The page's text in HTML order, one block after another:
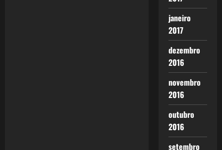
janeiro
2017
dezembro
2016
novembro
2016
outubro
2016
setembro